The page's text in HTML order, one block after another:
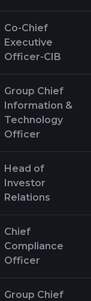
Co-Chief
Executive
Officer-CIB
Group Chief
Information &
Technology
Officer
Head of
Investor
Relations
Chief
Compliance
Officer
Group Chief